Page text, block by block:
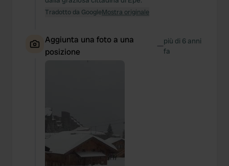
Tradotto da GoogleMostra originale
Aggiunta una foto a una
posizione
—più di 6 anni
fa